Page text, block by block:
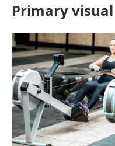
Primary visual